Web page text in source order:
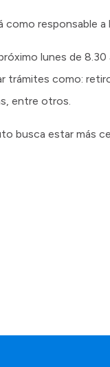
responsable a
lunes de
trámites como:
entre otros.
busca estar más